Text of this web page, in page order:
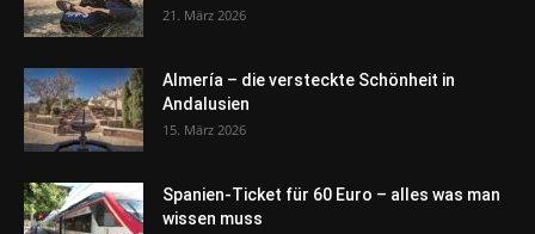
21. März 2026
Almería – die versteckte Schönheit in
Andalusien
15. März 2026
Spanien-Ticket für 60 Euro – alles was man
wissen muss